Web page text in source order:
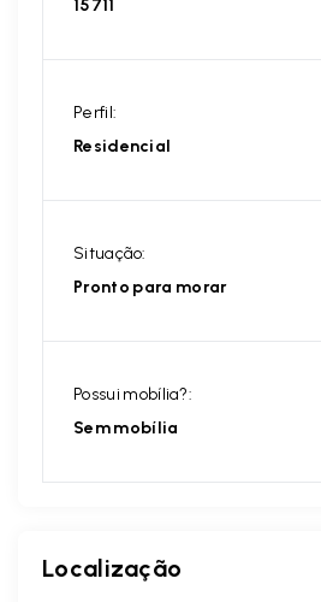
15711
Perfil:
Residencial
Situação:
Pronto para morar
Possui mobília?:
Sem mobília
Localização